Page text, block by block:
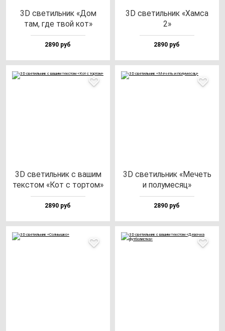
3D све­тиль­ник «Дом
там, где твой кот»
2890 руб
3D све­тиль­ник «Хам­са
2»
2890 руб
3D све­тиль­ник с ва­шим
тек­стом «Кот с тор­том»
2890 руб
3D све­тиль­ник «Мечеть
и по­лу­ме­сяц»
2890 руб